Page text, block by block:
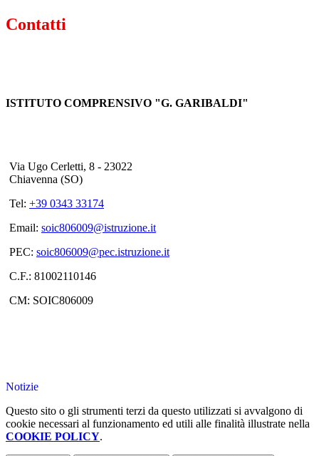
Contatti
ISTITUTO COMPRENSIVO "G. GARIBALDI"
Via Ugo Cerletti, 8 - 23022
Chiavenna (SO)
Tel: +39 0343 33174
Email: soic806009@istruzione.it
PEC: soic806009@pec.istruzione.it
C.F.: 81002110146
CM: SOIC806009
Notizie
Questo sito o gli strumenti terzi da questo utilizzati si avvalgono di
cookie necessari al funzionamento ed utili alle finalità illustrate nella
COOKIE POLICY.